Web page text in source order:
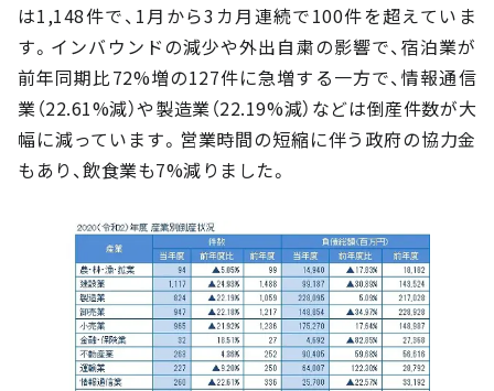
は1,148件で、1月から3カ月連続で100件を超えていま
す。インバウンドの減少や外出自粛の影響で、宿泊業が
前年同期比72%増の127件に急増する一方で、情報通信
業（22.61%減）や製造業（22.19%減）などは倒産件数が大
幅に減っています。営業時間の短縮に伴う政府の協力金
もあり、飲食業も7%減りました。